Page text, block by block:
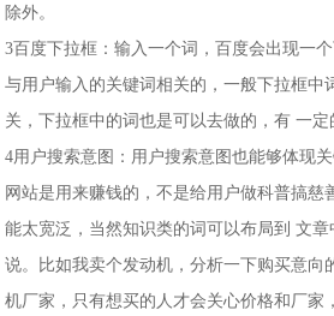
除外。
3百度下拉框：输入一个词，百度会出现一
与用户输入的关键词相关的，一般下拉框中
关，下拉框中的词也是可以去做的，有 一定
4用户搜索意图：用户搜索意图也能够体现
网站是用来赚钱的，不是给用户做科普搞慈
能太宽泛，当然知识类的词可以布局到 文
说。比如我卖个发动机，分析一下购买意向
机厂家，只有想买的人才会关心价格和厂家